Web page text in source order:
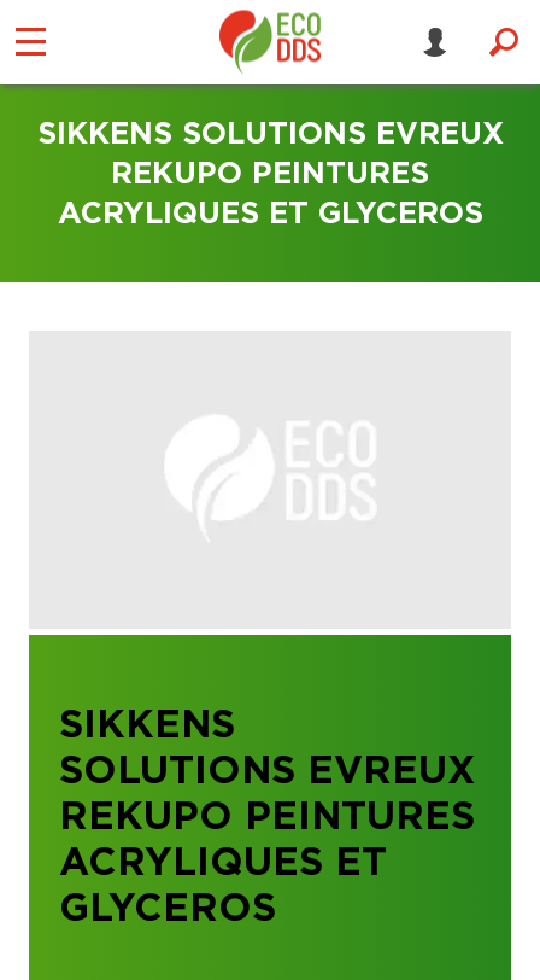
SIKKENS SOLUTIONS EVREUX
REKUPO PEINTURES
ACRYLIQUES ET GLYCEROS
SIKKENS
SOLUTIONS EVREUX
REKUPO PEINTURES
ACRYLIQUES ET
GLYCEROS